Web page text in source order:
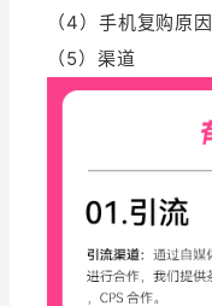
（4）手机复购原因
（5）渠道